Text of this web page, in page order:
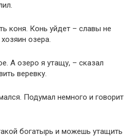
коня. Конь уйдет – славы не
озера.
А озеро я утащу, – сказал
веревку.
Подумал немного и говорит
богатырь и можешь утащить